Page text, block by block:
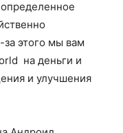
за этого мы вам
на деньги и
и улучшения